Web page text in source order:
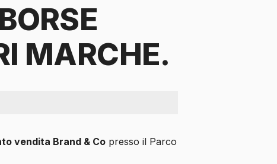
MARCHE.
vendita Brand & Copresso il Parco